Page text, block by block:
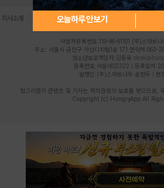
오늘하루 안보기
회사소개 | 개인정보 처리방침
사업자등록번호:119-86-61101 (주)스마트
주소: 서울시 금천구 가산디지털1로 171 연락처
청소년보호책임자:김동욱
등록번호:서울아02322 | 등록일자
발행인:(주)스마트나우 송현두 | 편
헝그리앱의 콘텐츠 및 기사는 저작권법의 보호를 받으므로,
Copyright (c) HungryApp All